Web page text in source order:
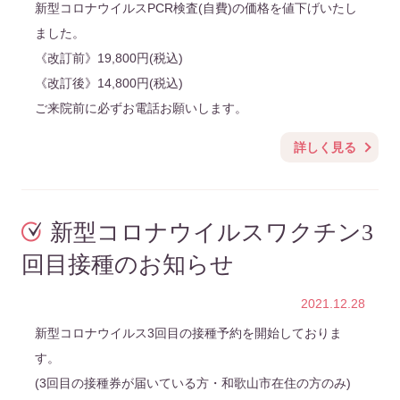
新型コロナウイルスPCR検査(自費)の価格を値下げいたし
ました。
《改訂前》19,800円(税込)
《改訂後》14,800円(税込)
ご来院前に必ずお電話お願いします。
詳しく見る
新型コロナウイルスワクチン3
回目接種のお知らせ
2021.12.28
新型コロナウイルス3回目の接種予約を開始しておりま
す。
(3回目の接種券が届いている方・和歌山市在住の方のみ)